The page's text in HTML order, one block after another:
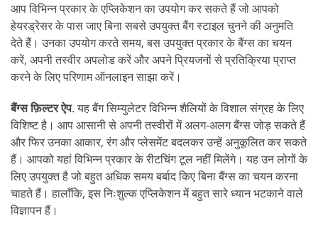
आप विभिन्न प्रकार के एप्लिकेशन का उपयोग कर सकते हैं जो आपको
हेयरड्रेसर के पास जाए बिना सबसे उपयुक्त बैंग स्टाइल चुनने की अनुमति
देते हैं। उनका उपयोग करते समय, बस उपयुक्त प्रकार के बैंग्स का चयन
करें, अपनी तस्वीर अपलोड करें और अपने प्रियजनों से प्रतिक्रिया प्राप्त
करने के लिए परिणाम ऑनलाइन साझा करें।
बैंग्स फ़िल्टर ऐप. यह बैंग सिम्युलेटर विभिन्न शैलियों के विशाल संग्रह के लिए
विशिष्ट है। आप आसानी से अपनी तस्वीरों में अलग-अलग बैंग्स जोड़ सकते हैं
और फिर उनका आकार, रंग और प्लेसमेंट बदलकर उन्हें अनुकूलित कर सकते
हैं। आपको यहां विभिन्न प्रकार के रीटचिंग टूल नहीं मिलेंगे। यह उन लोगों के
लिए उपयुक्त है जो बहुत अधिक समय बर्बाद किए बिना बैंग्स का चयन करना
चाहते हैं। हालाँकि, इस निःशुल्क एप्लिकेशन में बहुत सारे ध्यान भटकाने वाले
विज्ञापन हैं।